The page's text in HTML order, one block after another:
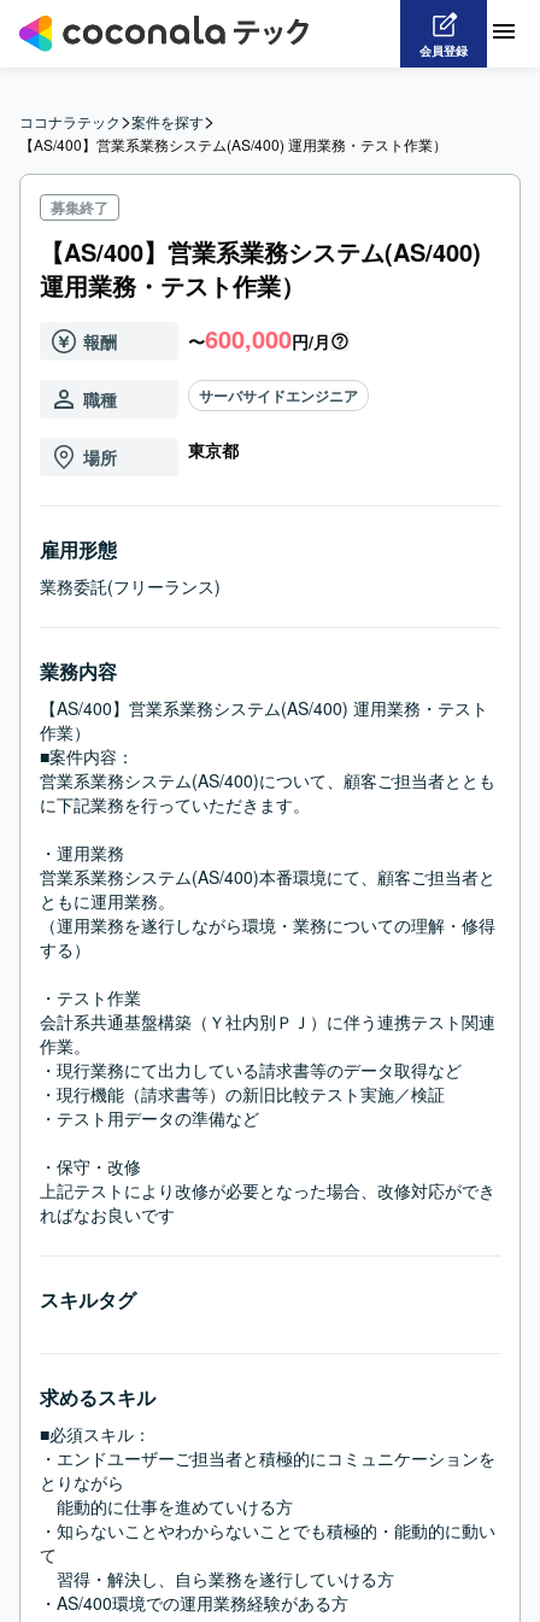
会員登録
ココナラテック>案件を探す>
【AS/400】営業系業務システム(AS/400) 運用業務・テスト作業）
募集終了
【AS/400】営業系業務システム(AS/400)
運用業務・テスト作業）
報酬 〜600,000円/月
職種 サーバサイドエンジニア
場所 東京都
雇用形態
業務委託(フリーランス)
業務内容
【AS/400】営業系業務システム(AS/400) 運用業務・テスト
作業）
■案件内容：
営業系業務システム(AS/400)について、顧客ご担当者ととも
に下記業務を行っていただきます。
・運用業務
営業系業務システム(AS/400)本番環境にて、顧客ご担当者と
ともに運用業務。
（運用業務を遂行しながら環境・業務についての理解・修得
する）
・テスト作業
会計系共通基盤構築（Ｙ社内別ＰＪ）に伴う連携テスト関連
作業。
・現行業務にて出力している請求書等のデータ取得など
・現行機能（請求書等）の新旧比較テスト実施／検証
・テスト用データの準備など
・保守・改修
上記テストにより改修が必要となった場合、改修対応ができ
ればなお良いです
スキルタグ
求めるスキル
■必須スキル：
・エンドユーザーご担当者と積極的にコミュニケーションを
とりながら
能動的に仕事を進めていける方
・知らないことやわからないことでも積極的・能動的に動い
て
習得・解決し、自ら業務を遂行していける方
・AS/400環境での運用業務経験がある方